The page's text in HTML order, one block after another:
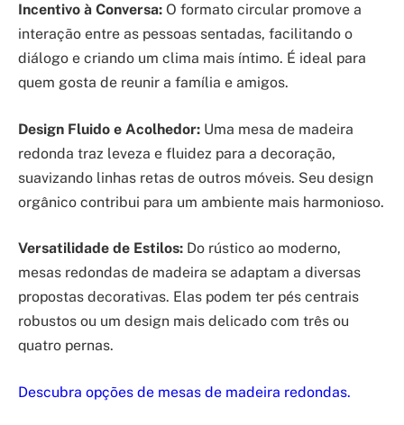
Incentivo à Conversa: O formato circular promove a
interação entre as pessoas sentadas, facilitando o
diálogo e criando um clima mais íntimo. É ideal para
quem gosta de reunir a família e amigos.
Design Fluido e Acolhedor: Uma mesa de madeira
redonda traz leveza e fluidez para a decoração,
suavizando linhas retas de outros móveis. Seu design
orgânico contribui para um ambiente mais harmonioso.
Versatilidade de Estilos: Do rústico ao moderno,
mesas redondas de madeira se adaptam a diversas
propostas decorativas. Elas podem ter pés centrais
robustos ou um design mais delicado com três ou
quatro pernas.
Descubra opções de mesas de madeira redondas.